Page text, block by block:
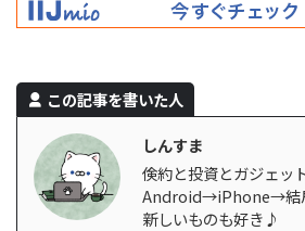
この記事を書いた人
しんすま
倹約と投資とガジェッ
Android→iPhone→結
新しいものも好き♪